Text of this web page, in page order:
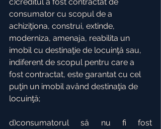
consumator cu scopul de a
achiziţiona, construi, extinde,
moderniza, amenaja, reabilita un
imobil cu destinaţie de locuinţă sau,
indiferent de scopul pentru care a
fost contractat, este garantat cu cel
puţin un imobil având destinaţia de
locuinţă;
d)consumatorul să nu fi fost